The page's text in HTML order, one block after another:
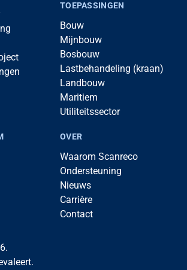
TOEPASSINGEN
Bouw
Mijnbouw
Bosbouw
Lastbehandeling (kraan)
Landbouw
Maritiem
Utiliteitssector
OVER
Waarom Scanreco
Ondersteuning
Nieuws
Carrière
Contact